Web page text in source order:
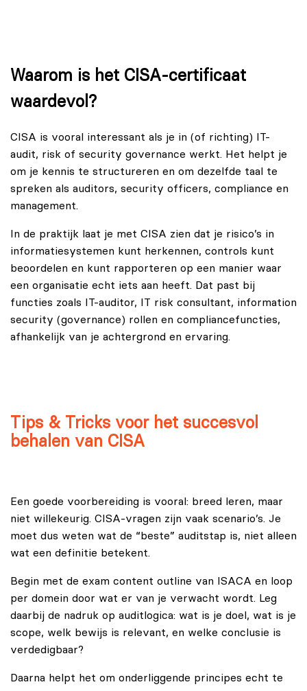
Waarom is het CISA-certificaat
waardevol?
CISA is vooral interessant als je in (of richting) IT-
audit, risk of security governance werkt. Het helpt je
om je kennis te structureren en om dezelfde taal te
spreken als auditors, security officers, compliance en
management.
In de praktijk laat je met CISA zien dat je risico’s in
informatiesystemen kunt herkennen, controls kunt
beoordelen en kunt rapporteren op een manier waar
een organisatie echt iets aan heeft. Dat past bij
functies zoals IT-auditor, IT risk consultant, information
security (governance) rollen en compliancefuncties,
afhankelijk van je achtergrond en ervaring.
Tips & Tricks voor het succesvol
behalen van CISA
Een goede voorbereiding is vooral: breed leren, maar
niet willekeurig. CISA-vragen zijn vaak scenario’s. Je
moet dus weten wat de “beste” auditstap is, niet alleen
wat een definitie betekent.
Begin met de exam content outline van ISACA en loop
per domein door wat er van je verwacht wordt. Leg
daarbij de nadruk op auditlogica: wat is je doel, wat is je
scope, welk bewijs is relevant, en welke conclusie is
verdedigbaar?
Daarna helpt het om onderliggende principes echt te